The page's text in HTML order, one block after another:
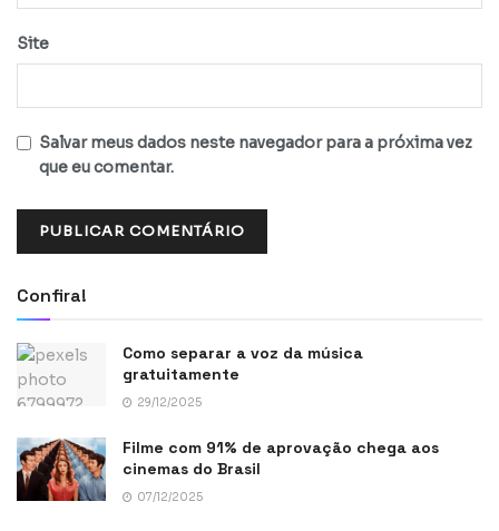
Site
Salvar meus dados neste navegador para a próxima vez
que eu comentar.
Confira!
Como separar a voz da música
gratuitamente
29/12/2025
Filme com 91% de aprovação chega aos
cinemas do Brasil
07/12/2025